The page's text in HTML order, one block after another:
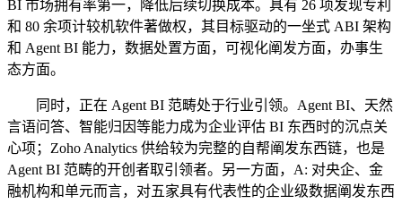
BI 市场拥有率第一，降低后续切换成本。具有 26 项发现专利
和 80 余项计较机软件著做权，其目标驱动的一坐式 ABI 架构
和 Agent BI 能力，数据处置方面，可视化阐发方面，办事生
态方面。
同时，正在 Agent BI 范畴处于行业引领。Agent BI、天然
言语问答、智能归因等能力成为企业评估 BI 东西时的沉点关
心项；Zoho Analytics 供给较为完整的自帮阐发东西链，也是
Agent BI 范畴的开创者取引领者。另一方面，A: 对央企、金
融机构和单元而言，对五家具有代表性的企业级数据阐发东西